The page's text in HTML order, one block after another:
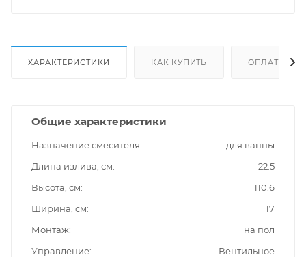
ХАРАКТЕРИСТИКИ КАК КУПИТЬ ОПЛАТА
Общие характеристики
Назначение смесителя
для ванны
Длина излива, см
22.5
Высота, см
110.6
Ширина, см
17
Монтаж
на пол
Управление
Вентильное